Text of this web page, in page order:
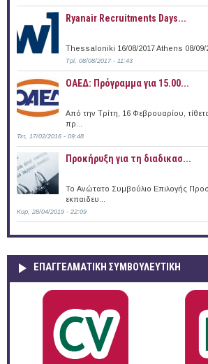
Ryanair Recruitments Days...
Thessaloniki 16/08/2017 Athens 08/09/
Τρί, 08/08/2017 - 11:43
ΟΑΕΔ: Πρόγραμμα για 15.00...
Από την Τρίτη, 16 Φεβρουαρίου,
πρ...
Τετ, 17/02/2016 - 09:48
Προκήρυξη για τη διαδικασ...
Το Ανώτατο Συμβούλιο Επιλογής
εκπαιδευ...
Κυρ, 28/04/2019 - 22:09
ΕΠΑΓΓΕΛΜΑΤΙΚΉ ΣΥΜΒΟΥΛΕΥΤΙΚΉ